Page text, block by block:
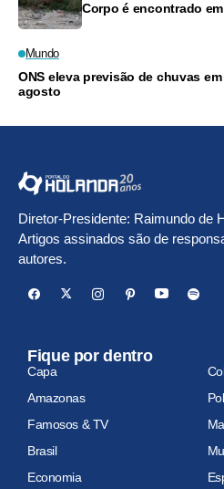
Corpo é encontrado
Mundo
ONS eleva previsão de chuvas
agosto
Diretor-Presidente: Raimundo de
Artigos assinados são de
autores.
Fique por dentro
Capa
Amazonas
Famosos & TV
Brasil
Economia